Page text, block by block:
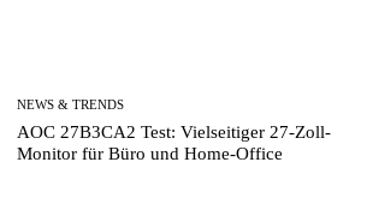
NEWS & TRENDS
AOC 27B3CA2 Test: Vielseitiger 27-Zoll-
Monitor für Büro und Home-Office